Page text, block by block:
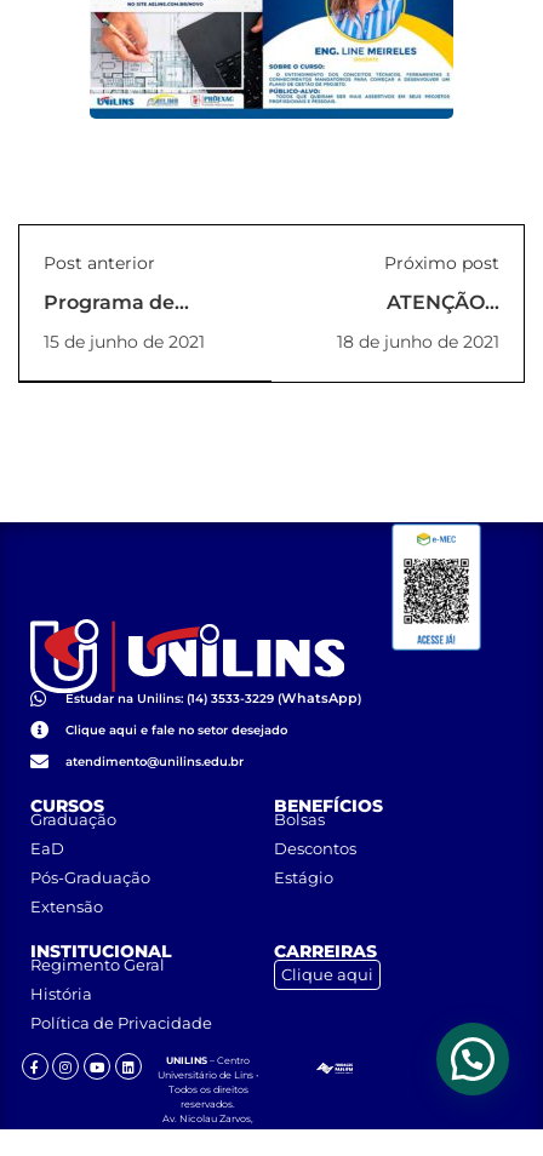
Post anterior
Programa de
Iniciação Científica
inscrições
prorrogadas até o
15 de junho de 2021
Próximo post
ATENÇÃO –
Rematrícula fora do
prazo para o 2º
semestre/2021
18 de junho de 2021
Estudar na Unilins: (14) 3533-3229 (WhatsApp)
Clique aqui e fale no setor desejado
atendimento@unilins.edu.br
CURSOS
Graduação
EaD
Pós-Graduação
Extensão
BENEFÍCIOS
Bolsas
Descontos
Estágio
INSTITUCIONAL
Regimento Geral
História
Política de Privacidade
CARREIRAS
Clique aqui
UNILINS – Centro
Universitário de Lins •
Todos os direitos
reservados.
Av. Nicolau Zarvos,
1925 – Jardim